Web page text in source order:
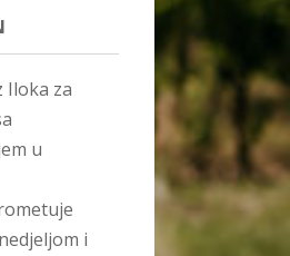
Iloka za
u
i